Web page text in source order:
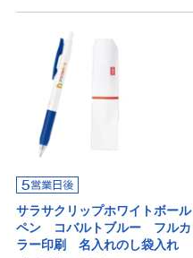
サラサクリップホワイトボール
ペン コバルトブルー フルカ
ラー印刷 名入れのし袋入れ